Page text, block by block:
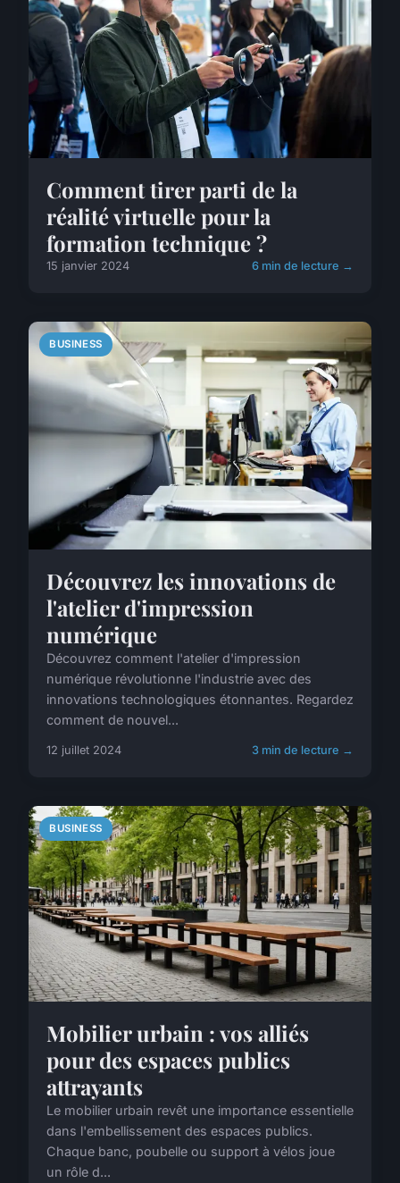
Comment tirer parti de la
réalité virtuelle pour la
formation technique ?
15 janvier 2024 6 min de lecture →
BUSINESS
Découvrez les innovations de
l'atelier d'impression
numérique
Découvrez comment l'atelier d'impression
numérique révolutionne l'industrie avec des
innovations technologiques étonnantes. Regardez
comment de nouvel...
12 juillet 2024 3 min de lecture →
BUSINESS
Mobilier urbain : vos alliés
pour des espaces publics
attrayants
Le mobilier urbain revêt une importance essentielle
dans l'embellissement des espaces publics.
Chaque banc, poubelle ou support à vélos joue
un rôle d...